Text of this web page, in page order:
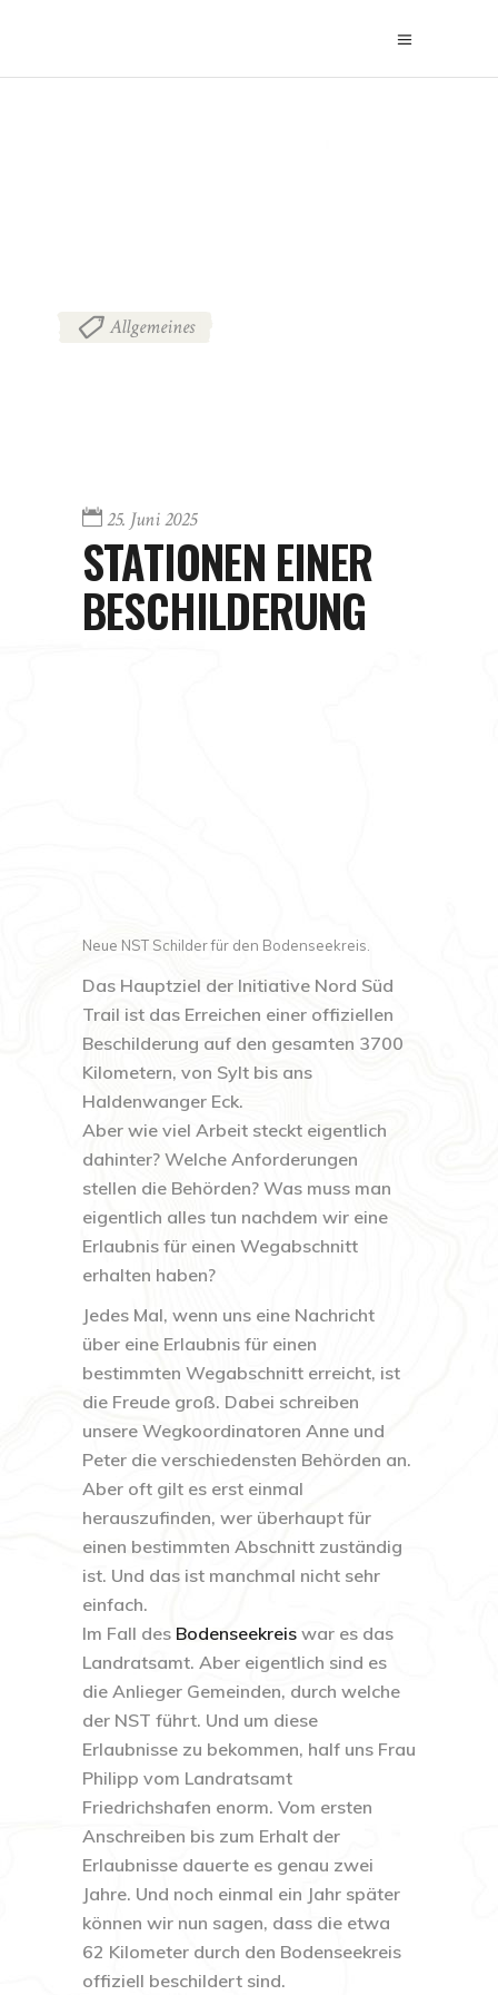
Allgemeines
25. Juni 2025
STATIONEN EINER
BESCHILDERUNG
Neue NST Schilder für den Bodenseekreis.
Das Hauptziel der Initiative Nord Süd
Trail ist das Erreichen einer offiziellen
Beschilderung auf den gesamten 3700
Kilometern, von Sylt bis ans
Haldenwanger Eck.
Aber wie viel Arbeit steckt eigentlich
dahinter? Welche Anforderungen
stellen die Behörden? Was muss man
eigentlich alles tun nachdem wir eine
Erlaubnis für einen Wegabschnitt
erhalten haben?
Jedes Mal, wenn uns eine Nachricht
über eine Erlaubnis für einen
bestimmten Wegabschnitt erreicht, ist
die Freude groß. Dabei schreiben
unsere Wegkoordinatoren Anne und
Peter die verschiedensten Behörden an.
Aber oft gilt es erst einmal
herauszufinden, wer überhaupt für
einen bestimmten Abschnitt zuständig
ist. Und das ist manchmal nicht sehr
einfach.
Im Fall des Bodenseekreis war es das
Landratsamt. Aber eigentlich sind es
die Anlieger Gemeinden, durch welche
der NST führt. Und um diese
Erlaubnisse zu bekommen, half uns Frau
Philipp vom Landratsamt
Friedrichshafen enorm. Vom ersten
Anschreiben bis zum Erhalt der
Erlaubnisse dauerte es genau zwei
Jahre. Und noch einmal ein Jahr später
können wir nun sagen, dass die etwa
62 Kilometer durch den Bodenseekreis
offiziell beschildert sind.